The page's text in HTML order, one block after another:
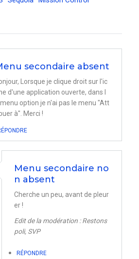
secondaire absent
Lorsque je clique droit sur l'ic
d'une application ouverte, dans l
option je n'ai pas le menu "Att
à". Merci !
Menu secondaire no
n absent
Cherche un peu, avant de pleur
er !
Edit de la modération : Restons
poli, SVP
RÉPONDRE